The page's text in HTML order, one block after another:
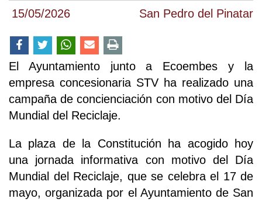
15/05/2026 San Pedro del Pinatar
El Ayuntamiento junto a Ecoembes y la
empresa concesionaria STV ha realizado una
campaña de concienciación con motivo del Día
Mundial del Reciclaje.
La plaza de la Constitución ha acogido hoy
una jornada informativa con motivo del Día
Mundial del Reciclaje, que se celebra el 17 de
mayo, organizada por el Ayuntamiento de San